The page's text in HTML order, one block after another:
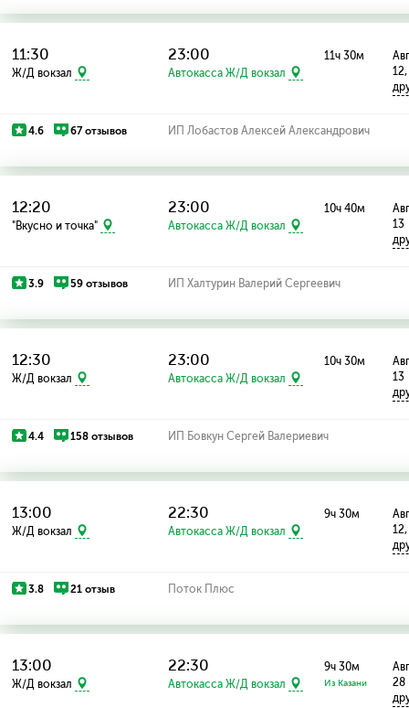
11:30
Ж/Д вокзал
23:00
Автокасса Ж/Д вокзал
11ч 30м
4.6 67 отзывов ИП Лобастов Алексей Александрович
12:20
"Вкусно и точка"
23:00
Автокасса Ж/Д вокзал
10ч 40м
13
3.9 59 отзывов ИП Халтурин Валерий Сергеевич
12:30
Ж/Д вокзал
23:00
Автокасса Ж/Д вокзал
10ч 30м
13
4.4 158 отзывов ИП Бовкун Сергей Валериевич
13:00
Ж/Д вокзал
22:30
Автокасса Ж/Д вокзал
9ч 30м
3.8 21 отзыв Поток Плюс
13:00
Ж/Д вокзал
22:30
Автокасса Ж/Д вокзал
9ч 30м
Из Казани
28